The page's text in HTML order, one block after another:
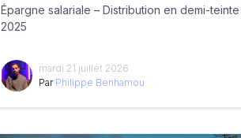
Épargne salariale – Distribution en demi-
2025
mardi 21 juillet 2026
Par Philippe Benhamou